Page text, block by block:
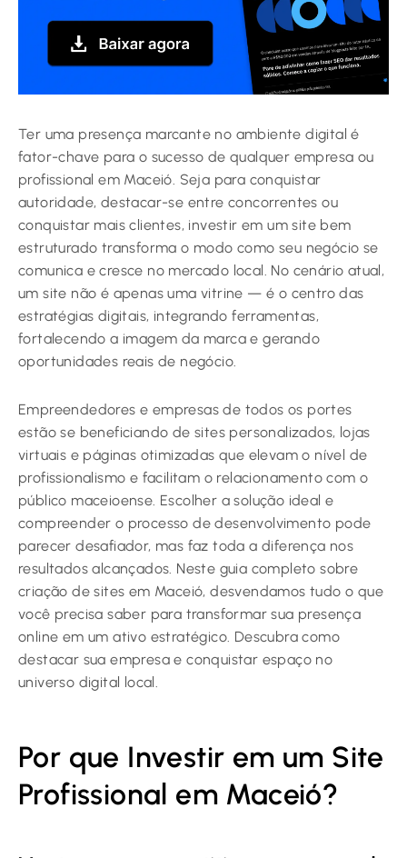
Ter uma presença marcante no ambiente digital é
fator-chave para o sucesso de qualquer empresa ou
profissional em Maceió. Seja para conquistar
autoridade, destacar-se entre concorrentes ou
conquistar mais clientes, investir em um site bem
estruturado transforma o modo como seu negócio se
comunica e cresce no mercado local. No cenário atual,
um site não é apenas uma vitrine — é o centro das
estratégias digitais, integrando ferramentas,
fortalecendo a imagem da marca e gerando
oportunidades reais de negócio.
Empreendedores e empresas de todos os portes
estão se beneficiando de sites personalizados, lojas
virtuais e páginas otimizadas que elevam o nível de
profissionalismo e facilitam o relacionamento com o
público maceioense. Escolher a solução ideal e
compreender o processo de desenvolvimento pode
parecer desafiador, mas faz toda a diferença nos
resultados alcançados. Neste guia completo sobre
criação de sites em Maceió, desvendamos tudo o que
você precisa saber para transformar sua presença
online em um ativo estratégico. Descubra como
destacar sua empresa e conquistar espaço no
universo digital local.
Por que Investir em um Site
Profissional em Maceió?